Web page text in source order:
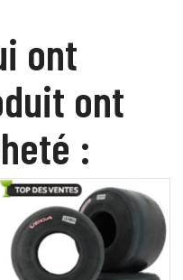
ont
ont
: